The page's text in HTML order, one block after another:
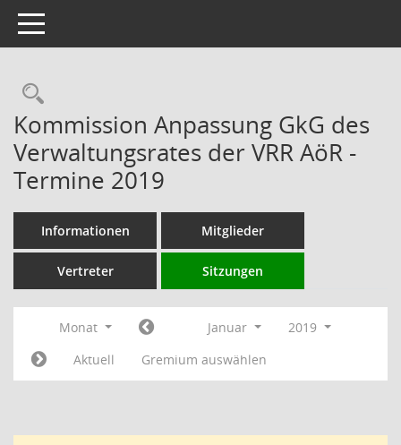
Toggle navigation
Rechercheauswahl
Kommission Anpassung GkG des
Verwaltungsrates der VRR AöR -
Termine 2019
Informationen Mitglieder
Vertreter Sitzungen
Monat Januar
2019
Aktuell
Gremium auswählen